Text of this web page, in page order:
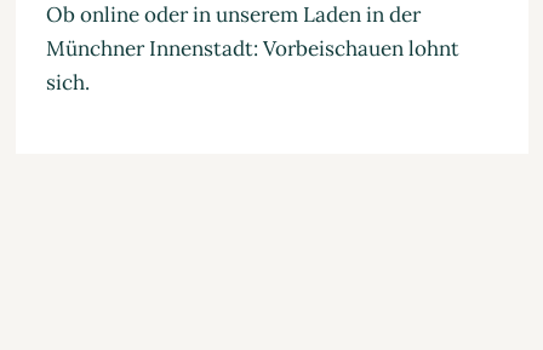
Ob online oder in unserem Laden in der
Münchner Innenstadt: Vorbeischauen lohnt
sich.